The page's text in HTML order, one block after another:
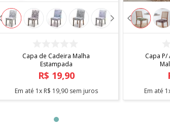
Capa de Cadeira Malha
Estampada
R$ 19,90
Em até 1x R$ 19,90 sem juros
Capa
Em até 1